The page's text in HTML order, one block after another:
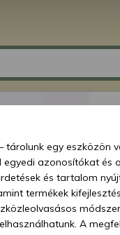
egy eszközön
azonosítókat és
és tartalom
termékek
A